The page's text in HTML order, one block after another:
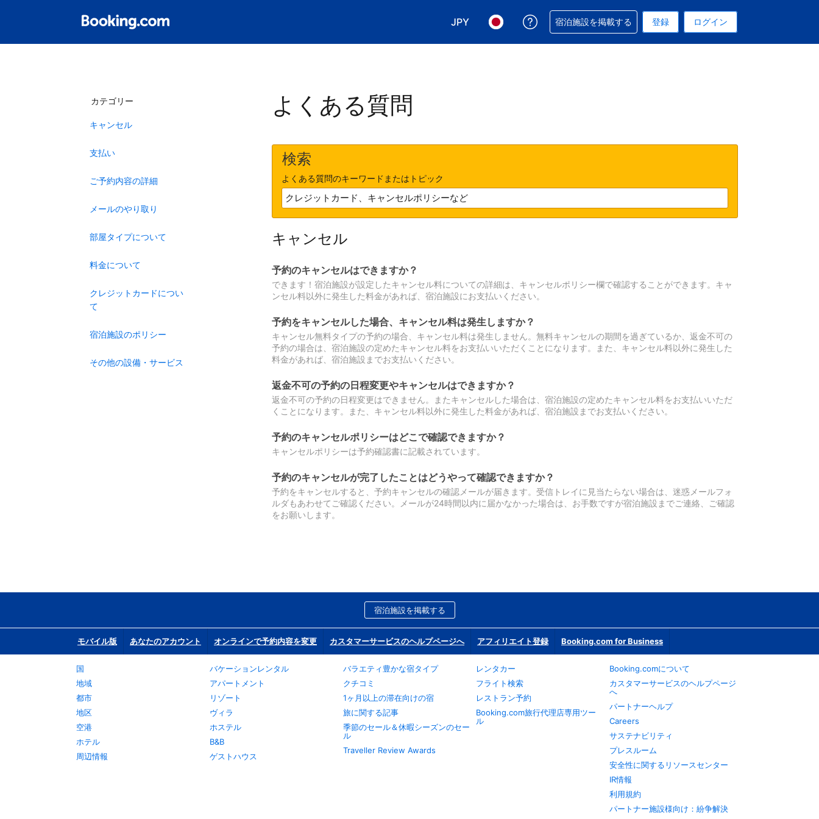
JPY
表示通貨を選択. 現在選択中の表示通貨は円です
言語を選択. 現在選択中の言語は日本語です
予約に関するサポートを受けられます
宿泊施設を掲載する 登録 ログイン
カテゴリー
キャンセル
支払い
ご予約内容の詳細
メールのやり取り
部屋タイプについて
料金について
クレジットカードについ
て
宿泊施設のポリシー
その他の設備・サービス
よくある質問
検索
よくある質問のキーワードまたはトピック
キャンセル
予約のキャンセルはできますか？
できます！宿泊施設が設定したキャンセル料についての詳細は、キャンセルポリシー欄で確認することができます。キャ
ンセル料以外に発生した料金があれば、宿泊施設にお支払いください。
予約をキャンセルした場合、キャンセル料は発生しますか？
キャンセル無料タイプの予約の場合、キャンセル料は発生しません。無料キャンセルの期間を過ぎているか、返金不可の
予約の場合は、宿泊施設の定めたキャンセル料をお支払いいただくことになります。また、キャンセル料以外に発生した
料金があれば、宿泊施設までお支払いください。
返金不可の予約の日程変更やキャンセルはできますか？
返金不可の予約の日程変更はできません。またキャンセルした場合は、宿泊施設の定めたキャンセル料をお支払いいただ
くことになります。また、キャンセル料以外に発生した料金があれば、宿泊施設までお支払いください。
予約のキャンセルポリシーはどこで確認できますか？
キャンセルポリシーは予約確認書に記載されています。
予約のキャンセルが完了したことはどうやって確認できますか？
予約をキャンセルすると、予約キャンセルの確認メールが届きます。受信トレイに見当たらない場合は、迷惑メールフォ
ルダもあわせてご確認ください。メールが24時間以内に届かなかった場合は、お手数ですが宿泊施設までご連絡、ご確認
をお願いします。
宿泊施設を掲載する
モバイル版 あなたのアカウント オンラインで予約内容を変更 カスタマーサービスのヘルプページへ アフィリエイト登録 Booking.com for Business
国
地域
都市
地区
空港
ホテル
周辺情報
バケーションレンタル
アパートメント
リゾート
ヴィラ
ホステル
B&B
ゲストハウス
バラエティ豊かな宿タイプ
クチコミ
1ヶ月以上の滞在向けの宿
旅に関する記事
季節のセール＆休暇シーズンのセー
ル
Traveller Review Awards
レンタカー
フライト検索
レストラン予約
Booking.com旅行代理店専用ツー
ル
Booking.comについて
カスタマーサービスのヘルプページ
へ
パートナーヘルプ
Careers
サステナビリティ
プレスルーム
安全性に関するリソースセンター
IR情報
利用規約
パートナー施設様向け：紛争解決